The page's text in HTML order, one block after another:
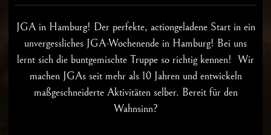
JGA in Hamburg! Der perfekte, actiongeladene Start in ein
unvergessliches JGA-Wochenende in Hamburg! Bei uns
lernt sich die buntgemischte Truppe so richtig kennen! Wir
machen JGAs seit mehr als 10 Jahren und entwickeln
maßgeschneiderte Aktivitäten selber. Bereit für den
Wahnsinn?